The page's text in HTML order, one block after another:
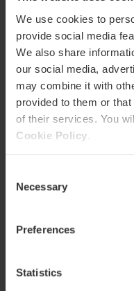
We use cookies to
provide social media
We also share
our social media,
may combine it with
provided to them or
of their services. You
Cookie Policy
Selection
Necessary
Preferences
Statistics
Service de
étrangers